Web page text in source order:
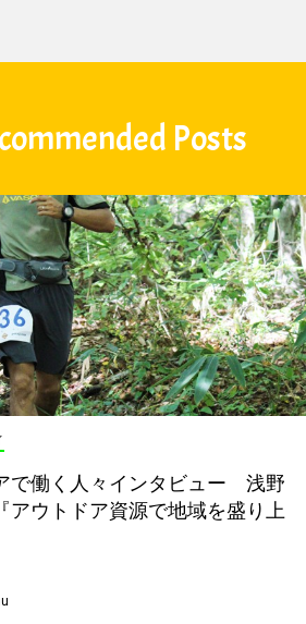
Posts
で働く人々インタビュー 浅野
ウトドア資源で地域を盛り上